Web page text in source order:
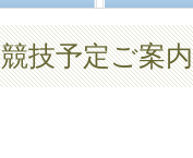
競技予定ご案内